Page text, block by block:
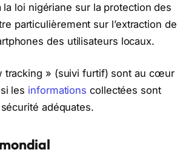
loi nigériane sur la protection des
particulièrement sur l’extraction de
des utilisateurs locaux.
tracking » (suivi furtif) sont au cœur
les informations collectées sont
adéquates.